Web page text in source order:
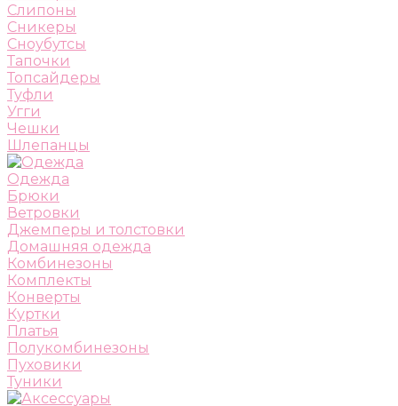
Слипоны
Сникеры
Сноубутсы
Тапочки
Топсайдеры
Туфли
Угги
Чешки
Шлепанцы
Одежда
Брюки
Ветровки
Джемперы и толстовки
Домашняя одежда
Комбинезоны
Комплекты
Конверты
Куртки
Платья
Полукомбинезоны
Пуховики
Туники